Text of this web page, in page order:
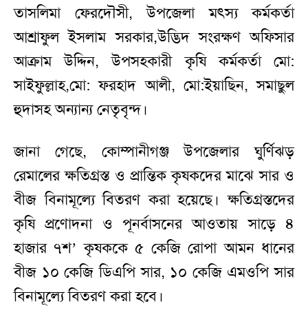
তাসলিমা ফেরদৌসী, উপজেলা মৎস্য কর্মকর্তা
আশ্রাফুল ইসলাম সরকার,উদ্ভিদ সংরক্ষণ অফিসার
আক্রাম উদ্দিন, উপসহকারী কৃষি কর্মকর্তা মো:
সাইফুল্লাহ,মো: ফরহাদ আলী, মো:ইয়াছিন, সমাছুল
হুদাসহ অন্যান্য নেতৃবৃন্দ।
জানা গেছে, কোম্পানীগঞ্জ উপজেলার ঘুর্ণিঝড়
রেমালের ক্ষতিগ্রস্ত ও প্রান্তিক কৃষকদের মাঝে সার ও
বীজ বিনামূল্যে বিতরণ করা হয়েছে। ক্ষতিগ্রস্তদের
কৃষি প্রণোদনা ও পূনর্বাসনের আওতায় সাড়ে ৪
হাজার ৭শ’ কৃষককে ৫ কেজি রোপা আমন ধানের
বীজ ১০ কেজি ডিএপি সার, ১০ কেজি এমওপি সার
বিনামূল্যে বিতরণ করা হবে।